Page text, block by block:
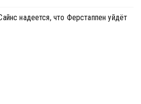
надеется, что Ферстаппен уйдёт